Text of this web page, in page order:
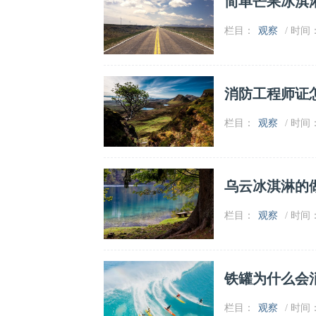
栏目： 观察 / 时间
消防工程师证
栏目： 观察 / 时间
乌云冰淇淋的
栏目： 观察 / 时间
铁罐为什么会
栏目： 观察 / 时间